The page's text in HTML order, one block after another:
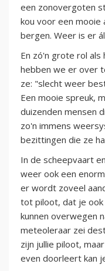
een zonovergoten
kou voor een mooie
bergen. Weer is er
En zó'n grote rol
hebben we er over
ze: "slecht weer
Een mooie spreuk,
duizenden mensen
zo'n immens
bezittingen die ze
In de scheepvaart
weer ook een
er wordt zoveel
tot piloot, dat je ook
kunnen overwegen
meteoleraar zei
zijn jullie piloot,
even doorleert kan